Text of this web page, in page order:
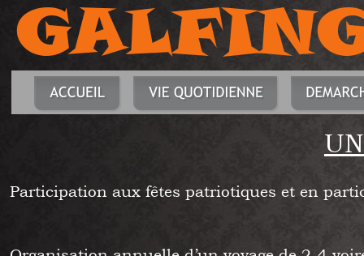
Participation aux fêtes patriotiques et en